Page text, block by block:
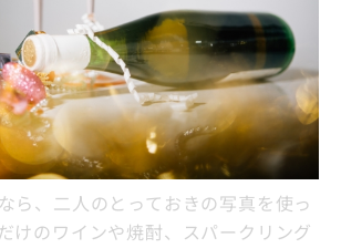
なら、二人のとっておきの写真を使っ
けのワインや焼酎、スパークリング